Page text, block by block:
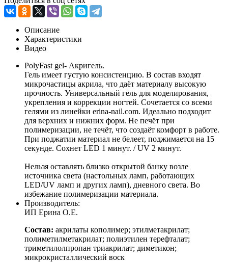
Описание
Характеристики
Видео
PolyFast gel- Акригель.
Гель имеет густую консистенцию. В состав входят
микрочастицы акрила, что даёт материалу высокую
прочность. Универсальный гель для моделирования,
укрепления и коррекции ногтей. Сочетается со всеми
гелями из линейки erina-nail.com. Идеально подходит
для верхних и нижних форм. Не печёт при
полимеризации, не течёт, что создаёт комфорт в работе.
При поджатии материал не белеет, поджимается на 15
секунде. Сохнет LED 1 минут. / UV 2 минут.
Нельзя оставлять близко открытой банку возле
источника света (настольных ламп, работающих
LED/UV ламп и других ламп), дневного света. Во
избежание полимеризации материала.
Производитель:
ИП Ерина О.Е.
Состав: акрилаты кополимер; этилметакрилат;
полиметилметакрилат; полиэтилен терефталат;
триметилолпропан триакрилат; диметикон;
микрокристаллический воск